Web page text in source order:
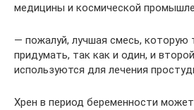
медицины и космической
— пожалуй, лучшая смесь, которую
придумать, так как и один, и
используются для лечения
Хрен в период беременности